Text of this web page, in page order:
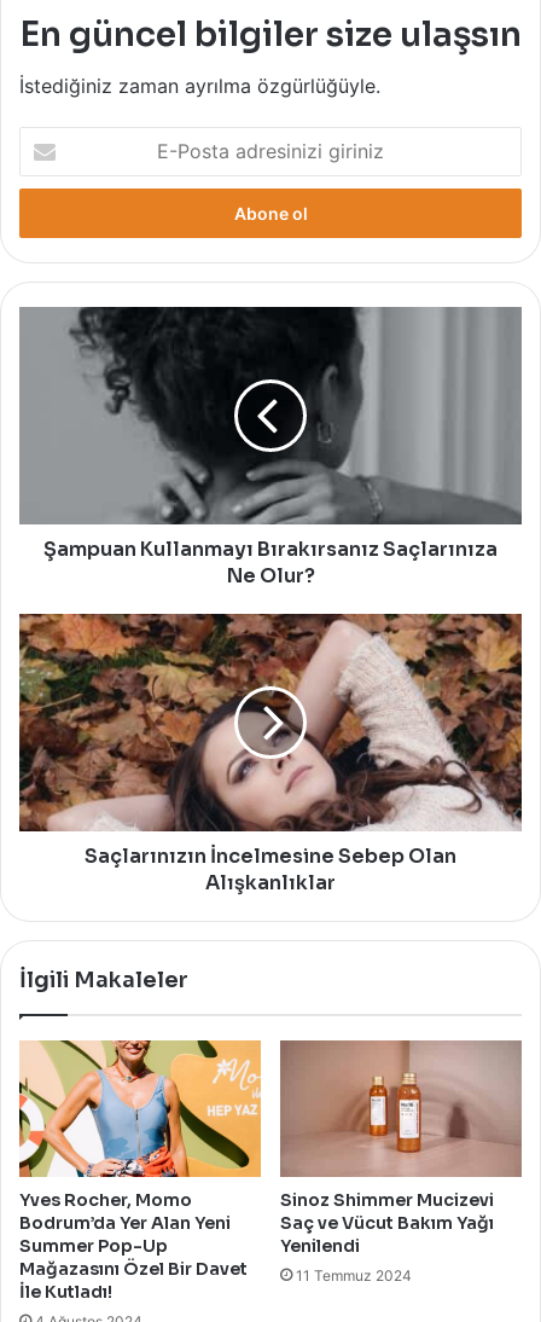
En güncel bilgiler size ulaşsın
İstediğiniz zaman ayrılma özgürlüğüyle.
Posta
adresinizi
Şampuan
Kullanmayı
Bırakırsanız
Saçlarınıza
Şampuan Kullanmayı Bırakırsanız Saçlarınıza
Ne Olur?
Saçlarınızın
İncelmesine
Sebep
Olan
Alışkanlıklar
Saçlarınızın İncelmesine Sebep Olan
Alışkanlıklar
İlgili Makaleler
Yves Rocher, Momo
Bodrum’da Yer Alan Yeni
Summer Pop-Up
Mağazasını Özel Bir Davet
İle Kutladı!
Sinoz Shimmer Mucizevi
Saç ve Vücut Bakım Yağı
Yenilendi
11 Temmuz 2024